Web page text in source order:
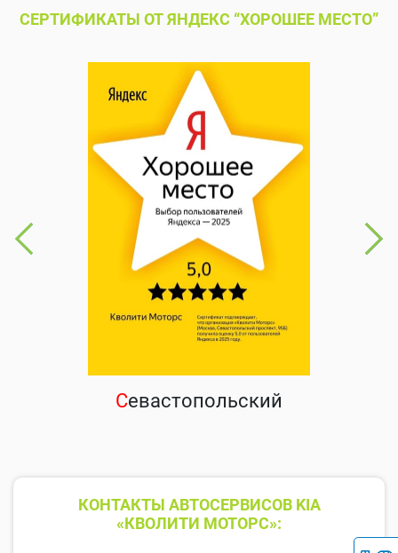
СЕРТИФИКАТЫ ОТ ЯНДЕКС “ХОРОШЕЕ МЕСТО”
Севастопольский
КОНТАКТЫ АВТОСЕРВИСОВ KIA
«КВОЛИТИ МОТОРС»: